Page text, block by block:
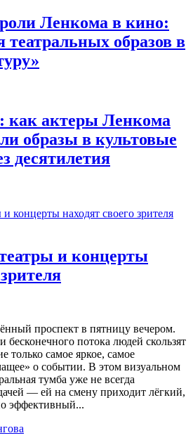
Ленкома в кино:
образов в
как актеры Ленкома
образы в культовые
десятилетия
и концерты
проспект в пятницу вечером.
потока людей скользят
только самое яркое, самое
о событии. В этом визуальном
тумба уже не всегда
— ей на смену приходит лёгкий,
эффективный...